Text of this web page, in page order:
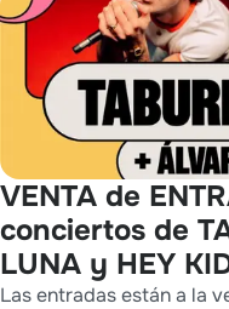
VENTA de
conciertos de
LUNA y HEY
Las entradas están a la